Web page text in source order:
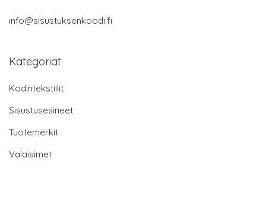
info@sisustuksenkoodi.fi
Kategoriat
Kodintekstiilit
Sisustusesineet
Tuotemerkit
Valaisimet